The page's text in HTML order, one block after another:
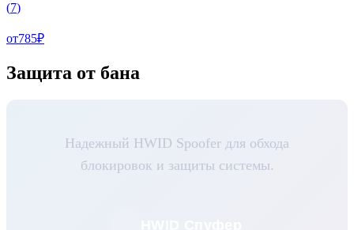
(7)
от785₽
Защита от бана
Надежный HWID Spoofer для обхода
блокировок и защиты системы.